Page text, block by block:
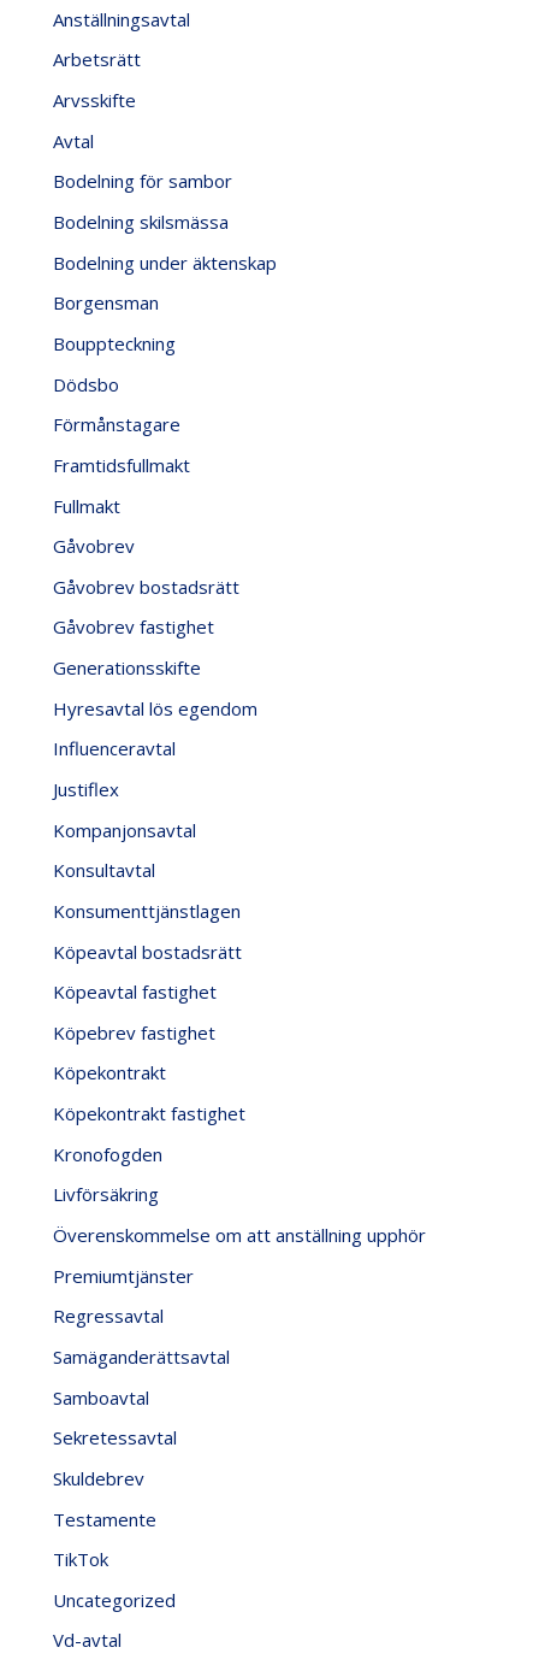
Anställningsavtal
Arbetsrätt
Arvsskifte
Avtal
Bodelning för sambor
Bodelning skilsmässa
Bodelning under äktenskap
Borgensman
Bouppteckning
Dödsbo
Förmånstagare
Framtidsfullmakt
Fullmakt
Gåvobrev
Gåvobrev bostadsrätt
Gåvobrev fastighet
Generationsskifte
Hyresavtal lös egendom
Influenceravtal
Justiflex
Kompanjonsavtal
Konsultavtal
Konsumenttjänstlagen
Köpeavtal bostadsrätt
Köpeavtal fastighet
Köpebrev fastighet
Köpekontrakt
Köpekontrakt fastighet
Kronofogden
Livförsäkring
Överenskommelse om att anställning upphör
Premiumtjänster
Regressavtal
Samäganderättsavtal
Samboavtal
Sekretessavtal
Skuldebrev
Testamente
TikTok
Uncategorized
Vd-avtal